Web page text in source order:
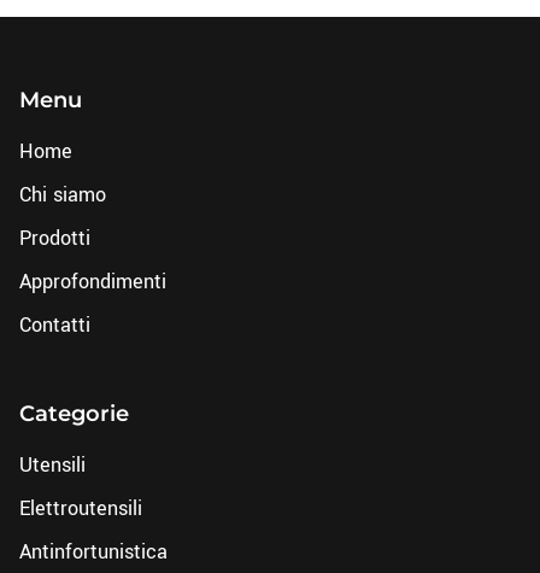
Menu
Home
Chi siamo
Prodotti
Approfondimenti
Contatti
Categorie
Utensili
Elettroutensili
Antinfortunistica